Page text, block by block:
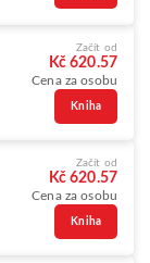
Začít od
Kč 620.57
Cena za osobu
Kniha
Začít od
Kč 620.57
Cena za osobu
Kniha